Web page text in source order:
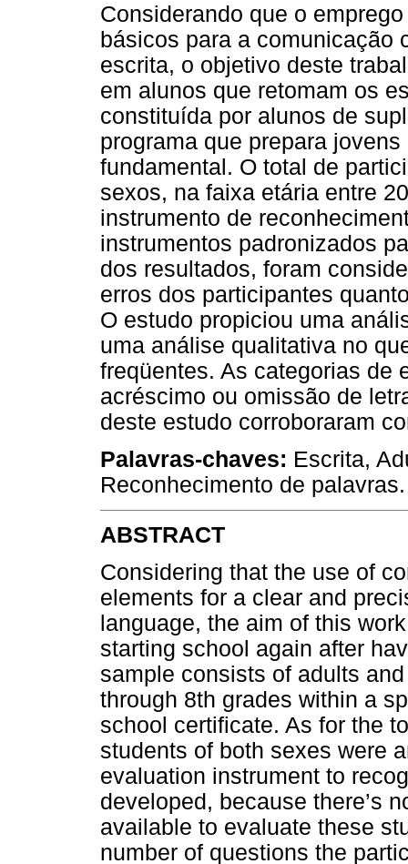
Considerando que o
básicos para a comunicação
escrita, o objetivo deste
em alunos que retomam os
constituída por alunos de
programa que prepara
fundamental. O total de
sexos, na faixa etária entre
instrumento de
instrumentos padronizados
dos resultados, foram
erros dos participantes
O estudo propiciou uma
uma análise qualitativa no
freqüentes. As categorias de
acréscimo ou omissão de
deste estudo corroboraram
Palavras-chaves: Escrita,
Reconhecimento de palavras.
ABSTRACT
Considering that the use of
elements for a clear and
language, the aim of this
starting school again after
sample consists of adults
through 8th grades within a
school certificate. As for the
students of both sexes were
evaluation instrument to
developed, because there’s
available to evaluate these
number of questions the